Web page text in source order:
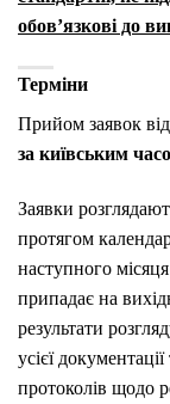
обов’язкові до
Терміни
Прийом заявок
за київським
Заявки
протягом
наступного
припадає на
результати
усієї
протоколів щодо